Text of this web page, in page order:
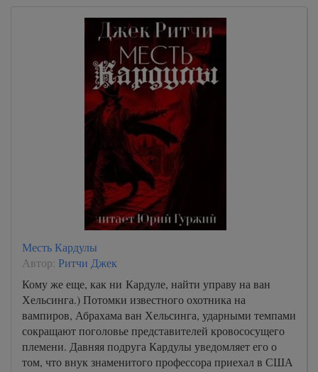
Месть Кардулы
Автор: Ритчи Джек
Кому же еще, как ни Кардуле, найти управу на ван
Хельсинга.) Потомки известного охотника на
вампиров, Абрахама ван Хельсинга, ударными темпами
сокращают поголовье представителей кровососущего
племени. Давняя подруга Кардулы уведомляет его о
том, что внук знаменитого профессора приехал в США